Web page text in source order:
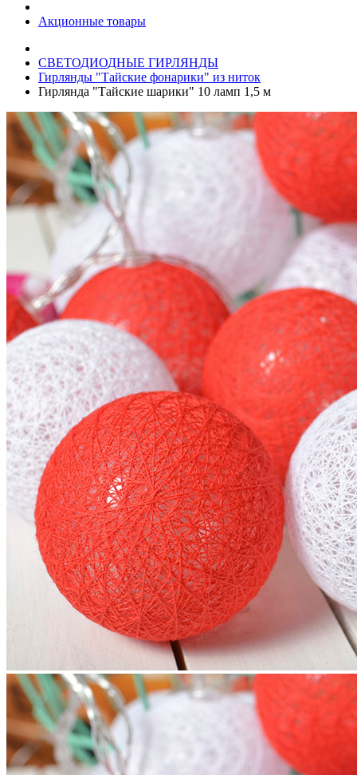
Акционные товары
СВЕТОДИОДНЫЕ ГИРЛЯНДЫ
Гирлянды "Тайские фонарики" из ниток
Гирлянда "Тайские шарики" 10 ламп 1,5 м